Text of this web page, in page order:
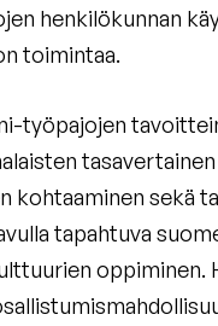
henkilökunnan
toimintaa.
työpajojen
kohtaaminen sekä
tapahtuva
oppiminen.